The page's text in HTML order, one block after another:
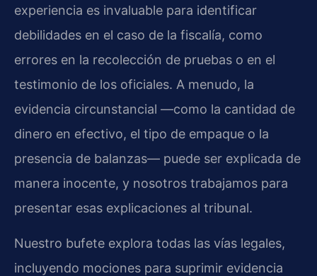
experiencia es invaluable para identificar
debilidades en el caso de la fiscalía, como
errores en la recolección de pruebas o en el
testimonio de los oficiales. A menudo, la
evidencia circunstancial —como la cantidad de
dinero en efectivo, el tipo de empaque o la
presencia de balanzas— puede ser explicada de
manera inocente, y nosotros trabajamos para
presentar esas explicaciones al tribunal.
Nuestro bufete explora todas las vías legales,
incluyendo mociones para suprimir evidencia